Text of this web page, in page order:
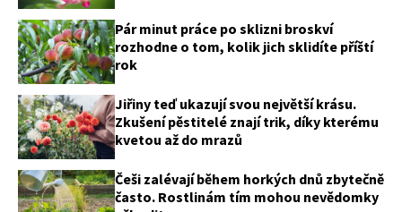
Pár minut práce po sklizni broskví
rozhodne o tom, kolik jich sklidíte příští
rok
Jiřiny teď ukazují svou největší krásu.
Zkušení pěstitelé znají trik, díky kterému
kvetou až do mrazů
Češi zalévají během horkých dnů zbytečně
často. Rostlinám tím mohou nevědomky